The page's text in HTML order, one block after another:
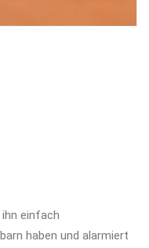
ihn einfach
haben und alarmiert